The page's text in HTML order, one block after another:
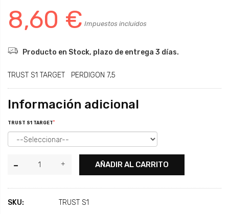
8,60 € Impuestos incluidos
Producto en Stock, plazo de entrega 3 días.
TRUST S1 TARGET PERDIGON 7,5
Información adicional
TRUST S1 TARGET*
AÑADIR AL CARRITO
SKU:
TRUST S1